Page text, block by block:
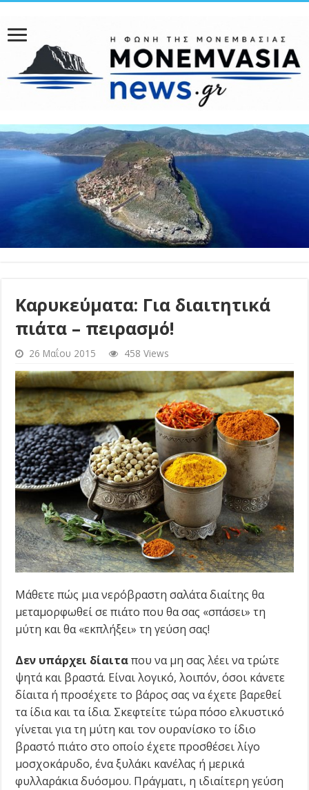
Καρυκεύματα: Για διαιτητικά
πιάτα – πειρασμό!
26 Μαΐου 2015 458 Views
Μάθετε πώς μια νερόβραστη σαλάτα διαίτης θα
μεταμορφωθεί σε πιάτο που θα σας «σπάσει» τη
μύτη και θα «εκπλήξει» τη γεύση σας!
Δεν υπάρχει δίαιταπου να μη σας λέει να τρώτε
ψητά και βραστά. Είναι λογικό, λοιπόν, όσοι κάνετε
δίαιτα ή προσέχετε το βάρος σας να έχετε βαρεθεί
τα ίδια και τα ίδια. Σκεφτείτε τώρα πόσο ελκυστικό
γίνεται για τη μύτη και τον ουρανίσκο το ίδιο
βραστό πιάτο στο οποίο έχετε προσθέσει λίγο
μοσχοκάρυδο, ένα ξυλάκι κανέλας ή μερικά
φυλλαράκια δυόσμου. Πράγματι, η ιδιαίτερη γεύση